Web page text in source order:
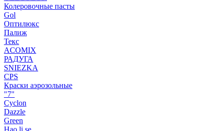
Колеровочные пасты
Gol
Оптилюкс
Палиж
Текс
ACOMIX
РАДУГА
SNIEZKA
CPS
Краски аэрозольные
"7"
Cyclon
Dazzle
Green
Hao li se